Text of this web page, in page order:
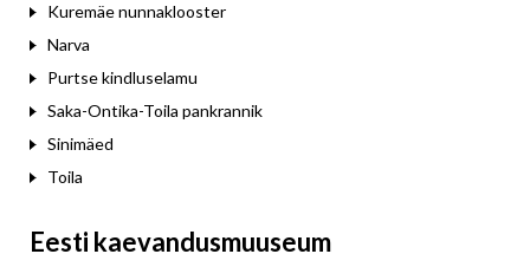
Kuremäe nunnaklooster
Narva
Purtse kindluselamu
Saka-Ontika-Toila pankrannik
Sinimäed
Toila
Eesti kaevandusmuuseum